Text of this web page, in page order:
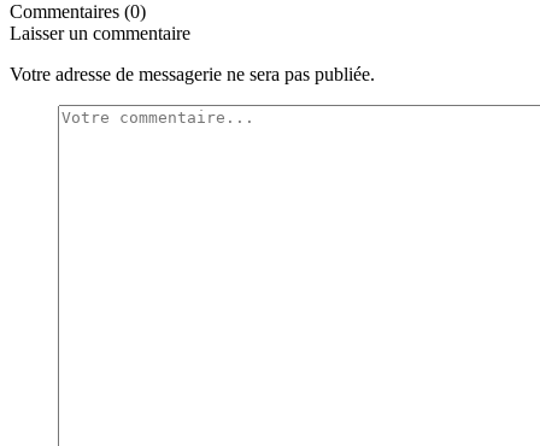
Commentaires (0)
Laisser un commentaire
Votre adresse de messagerie ne sera pas publiée.